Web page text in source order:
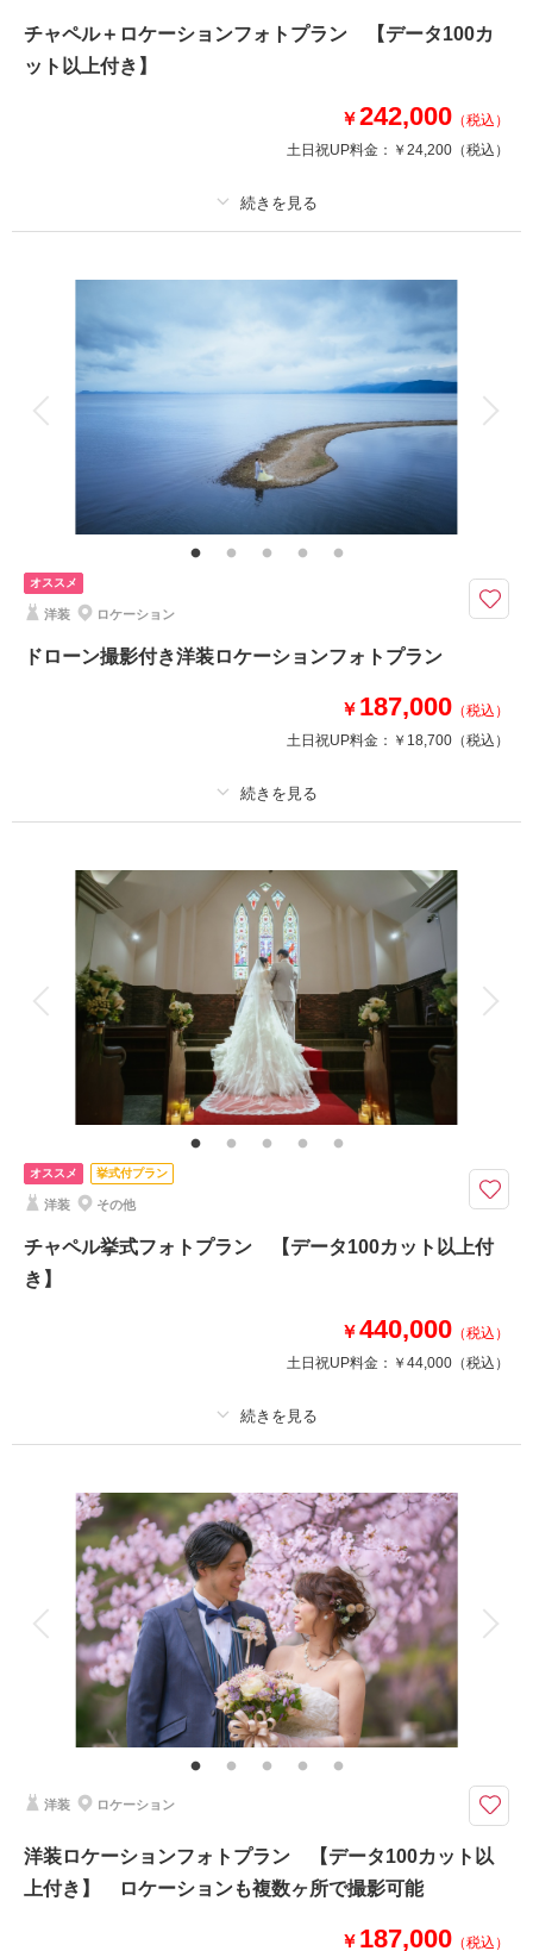
このプランで撮影可能な撮影レポート
鶴ヶ城＋会津武家屋敷（福島）
チャペル＋ロケーションフォトプラン 【データ100カ
ット以上付き】
￥242,000 （税込）
土日祝UP料金： ￥24,200 （税込）
着付け ヘアメイク 小物一式
アルバム データ 100 カット 台紙付写真
衣装追加 会食 挙式
家族用衣装レンタル ペットと撮影
その他含むもの
ブーケ（造花）
チャペルでのウエディングドレス撮影プラン
チャペルを使用して撮影可能！
チャペル撮影後にロケーション撮影も◎
2026年5月7日
アンナ教会＋水林自然林（福島）
相談予約する 撮影日の空き
を確認する
オススメ
洋装 ロケーション
ドローン撮影付き洋装ロケーションフォトプラン
￥ 187,000 （税込）
土日祝UP料金： ￥18,700 （税込）
撮影料 新婦衣装1着 新郎衣装
着付け ヘアメイク 小物一式
アルバム データ 100 カット
衣装追加 会食 挙式
家族と撮影 家族用衣装レンタル ペットと撮影
その他含むもの
福島県内出張料 ブーケ（造花）
ウエディングドレスでの撮影プラン
福島県内であれば出張料無料で撮影可能！
このプランで撮影可能な撮影レポート
相談予約する
オススメ 挙式付プラン
洋装 その他
チャペル挙式フォトプラン 【データ100カット以上付
き】
￥440,000 （税込）
土日祝UP料金： ￥44,000 （税込）
撮影料 新婦衣装1着 新郎衣装
着付け ヘアメイク 小物一式
アルバム データ 100 カット 台紙付写真
衣装追加 会食 挙式
家族と撮影 家族用衣装レンタル ペットと撮影
その他含むもの
挙式料 牧師 聖歌隊 楽器生演奏 ブーケ（造花）
チャペル挙式でのウエディングドレス撮影プラン
チャペル挙式をして撮影いたします！挙式後にゆっくりと撮影可能！
このプランで撮影可能な撮影レポート
撮影日：2026年5月23日
（福島）
洋装 ロケーション
洋装ロケーションフォトプラン 【データ100カット以
上付き】 ロケーションも複数ヶ所で撮影可能
￥ 187,000 （税込）